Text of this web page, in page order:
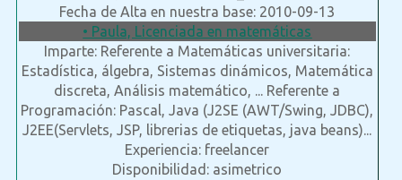
Fecha de Alta en nuestra base: 2010-09-13
• Paula, Licenciada en matemáticas
Imparte: Referente a Matemáticas universitaria:
Estadística, álgebra, Sistemas dinámicos, Matemática
discreta, Análisis matemático, ... Referente a
Programación: Pascal, Java (J2SE (AWT/Swing, JDBC),
J2EE(Servlets, JSP, librerias de etiquetas, java beans)...
Experiencia: freelancer
Disponibilidad: asimetrico